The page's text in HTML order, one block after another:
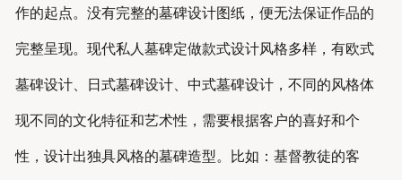
作的起点。没有完整的墓碑设计图纸，便无法保证作品的
完整呈现。现代私人墓碑定做款式设计风格多样，有欧式
墓碑设计、日式墓碑设计、中式墓碑设计，不同的风格体
现不同的文化特征和艺术性，需要根据客户的喜好和个
性，设计出独具风格的墓碑造型。比如：基督教徒的客